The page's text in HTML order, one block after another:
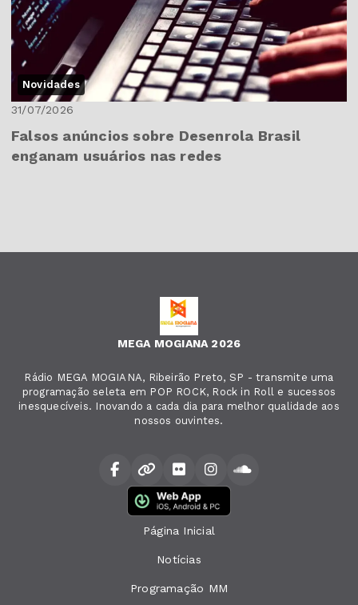
Novidades
31/07/2026
Falsos anúncios sobre Desenrola Brasil
enganam usuários nas redes
MEGA MOGIANA 2026
Rádio MEGA MOGIANA, Ribeirão Preto, SP - transmite uma
programação seleta em POP ROCK, Rock in Roll e sucessos
inesquecíveis. Inovando a cada dia para melhor qualidade aos
nossos ouvintes.
Página Inicial
Notícias
Programação MM